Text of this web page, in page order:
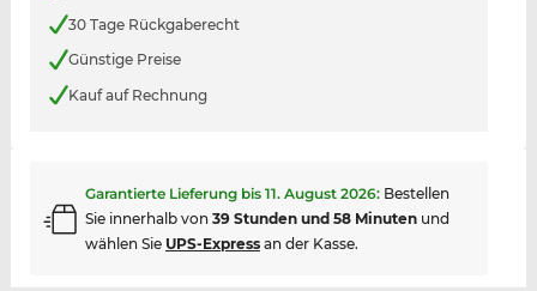
30 Tage Rückgaberecht
Günstige Preise
Kauf auf Rechnung
Garantierte Lieferung bis 11. August 2026: Bestellen
Sie innerhalb von 39 Stunden und 58 Minutenund
wählen Sie UPS-Expressan der Kasse.